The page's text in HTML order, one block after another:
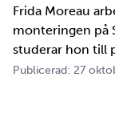
Frida Moreau
monteringen på
studerar hon till
under tio veckor
Publicerad: 27